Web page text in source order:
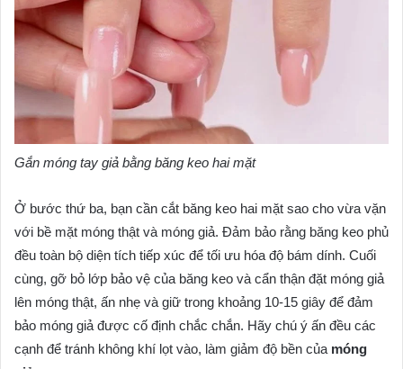
Gắn móng tay giả bằng băng keo hai mặt
Ở bước thứ ba, bạn cần cắt băng keo hai mặt sao cho vừa vặn
với bề mặt móng thật và móng giả. Đảm bảo rằng băng keo phủ
đều toàn bộ diện tích tiếp xúc để tối ưu hóa độ bám dính. Cuối
cùng, gỡ bỏ lớp bảo vệ của băng keo và cẩn thận đặt móng giả
lên móng thật, ấn nhẹ và giữ trong khoảng 10-15 giây để đảm
bảo móng giả được cố định chắc chắn. Hãy chú ý ấn đều các
cạnh để tránh không khí lọt vào, làm giảm độ bền của móng